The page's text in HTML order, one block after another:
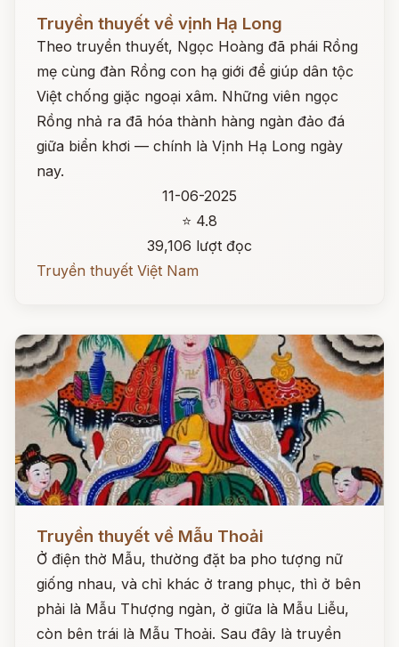
Đọc ngay
Truyền thuyết về vịnh Hạ Long
Theo truyền thuyết, Ngọc Hoàng đã phái Rồng
mẹ cùng đàn Rồng con hạ giới để giúp dân tộc
Việt chống giặc ngoại xâm. Những viên ngọc
Rồng nhả ra đã hóa thành hàng ngàn đảo đá
giữa biển khơi — chính là Vịnh Hạ Long ngày
nay.
11-06-2025
⭐ 4.8
39,106 lượt đọc
Truyền thuyết Việt Nam
Đọc ngay
Truyền thuyết về Mẫu Thoải
Ở điện thờ Mẫu, thường đặt ba pho tượng nữ
giống nhau, và chỉ khác ở trang phục, thì ở bên
phải là Mẫu Thượng ngàn, ở giữa là Mẫu Liễu,
còn bên trái là Mẫu Thoải. Sau đây là truyền